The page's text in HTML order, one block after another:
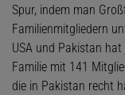
Spur, indem man
Familienmitgliedern
USA und Pakistan
Familie mit 141
die in Pakistan recht